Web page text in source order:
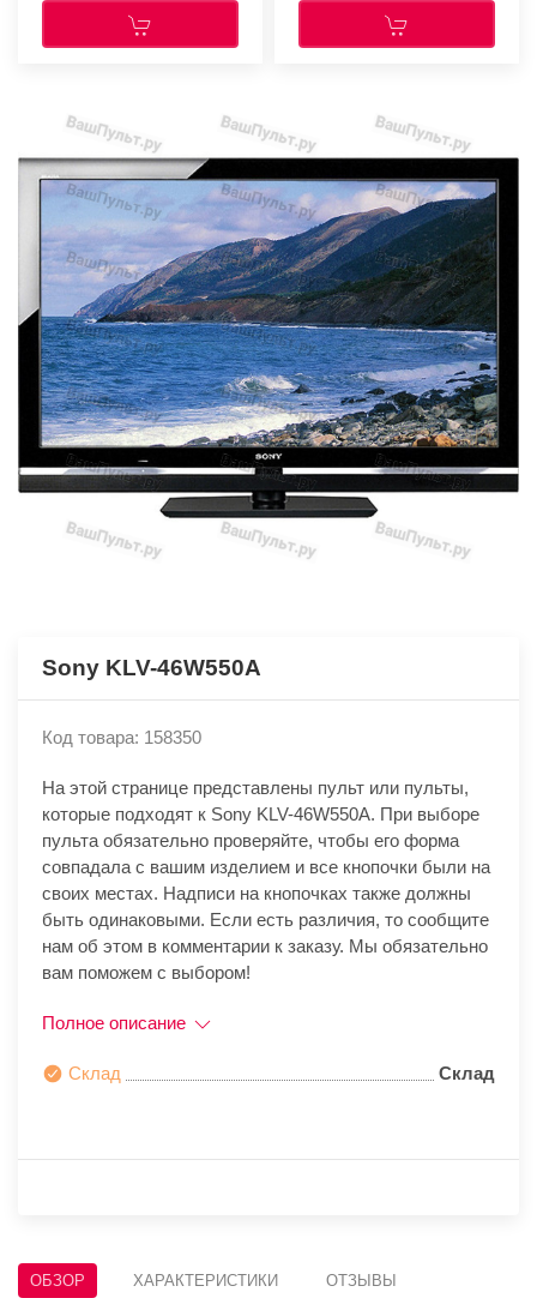
Sony KLV-46W550A
Код товара: 158350
На этой странице представлены пульт или пульты,
которые подходят к Sony KLV-46W550A. При выборе
пульта обязательно проверяйте, чтобы его форма
совпадала с вашим изделием и все кнопочки были на
своих местах. Надписи на кнопочках также должны
быть одинаковыми. Если есть различия, то сообщите
нам об этом в комментарии к заказу. Мы обязательно
вам поможем с выбором!
Полное описание
Склад Склад
ОБЗОР ХАРАКТЕРИСТИКИ ОТЗЫВЫ